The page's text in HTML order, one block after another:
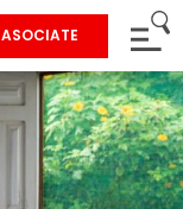
ASOCIATE